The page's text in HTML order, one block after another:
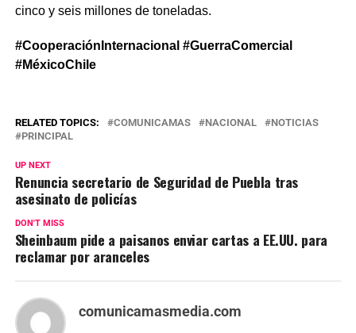
cinco y seis millones de toneladas.
#CooperaciónInternacional #GuerraComercial
#MéxicoChile
RELATED TOPICS: COMUNICAMAS NACIONAL
NOTICIAS
PRINCIPAL
UP NEXT
Renuncia secretario de Seguridad de Puebla tras
asesinato de policías
DON'T MISS
Sheinbaum pide a paisanos enviar cartas a EE.UU. para
reclamar por aranceles
comunicamasmedia.com